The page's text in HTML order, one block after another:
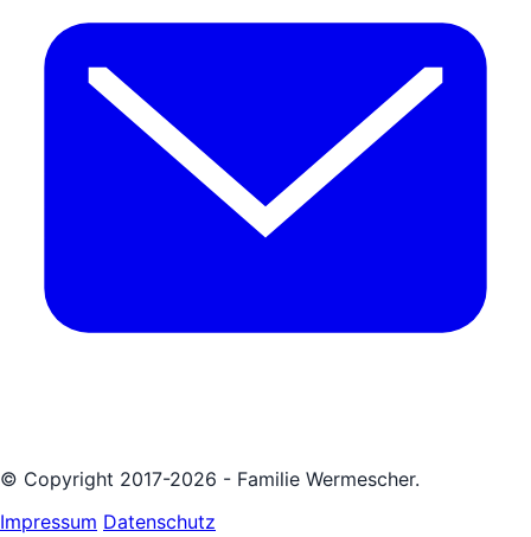
© Copyright 2017-2026 - Familie Wermescher.
Impressum Datenschutz